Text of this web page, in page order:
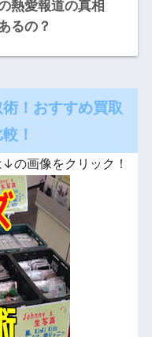
熱愛報道の真相
るの？
！おすすめ買取
！
の画像をクリック！